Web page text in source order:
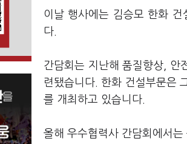
이날 행사에는 김승모 한화
다.
간담회는 지난해 품질향상, 안
련됐습니다. 한화 건설부문은
를 개최하고 있습니다.
올해 우수협력사 간담회에서